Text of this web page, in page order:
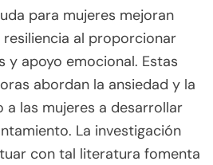
para mujeres mejoran
al proporcionar
y apoyo emocional. Estas
abordan la ansiedad y la
a las mujeres a desarrollar
La investigación
con tal literatura fomenta